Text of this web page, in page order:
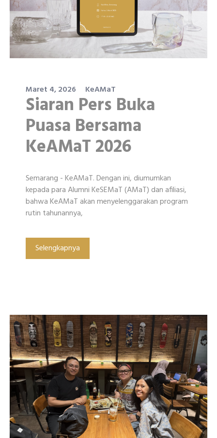
Maret 4, 2026 KeAMaT
Siaran Pers Buka
Puasa Bersama
KeAMaT 2026
Semarang - KeAMaT. Dengan ini, diumumkan
kepada para Alumni KeSEMaT (AMaT) dan afiliasi,
bahwa KeAMaT akan menyelenggarakan program
rutin tahunannya,
Selengkapnya